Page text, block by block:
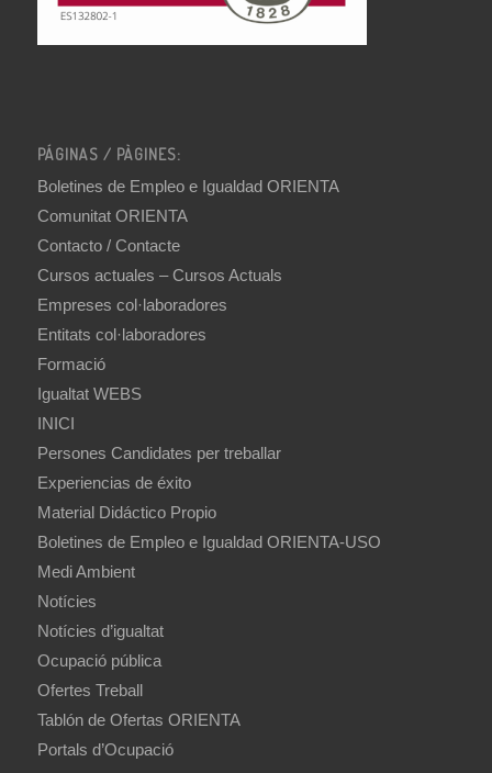
PÁGINAS / PÀGINES:
Boletines de Empleo e Igualdad ORIENTA
Comunitat ORIENTA
Contacto / Contacte
Cursos actuales – Cursos Actuals
Empreses col·laboradores
Entitats col·laboradores
Formació
Igualtat WEBS
INICI
Persones Candidates per treballar
Experiencias de éxito
Material Didáctico Propio
Boletines de Empleo e Igualdad ORIENTA-USO
Medi Ambient
Notícies
Notícies d’igualtat
Ocupació pública
Ofertes Treball
Tablón de Ofertas ORIENTA
Portals d’Ocupació